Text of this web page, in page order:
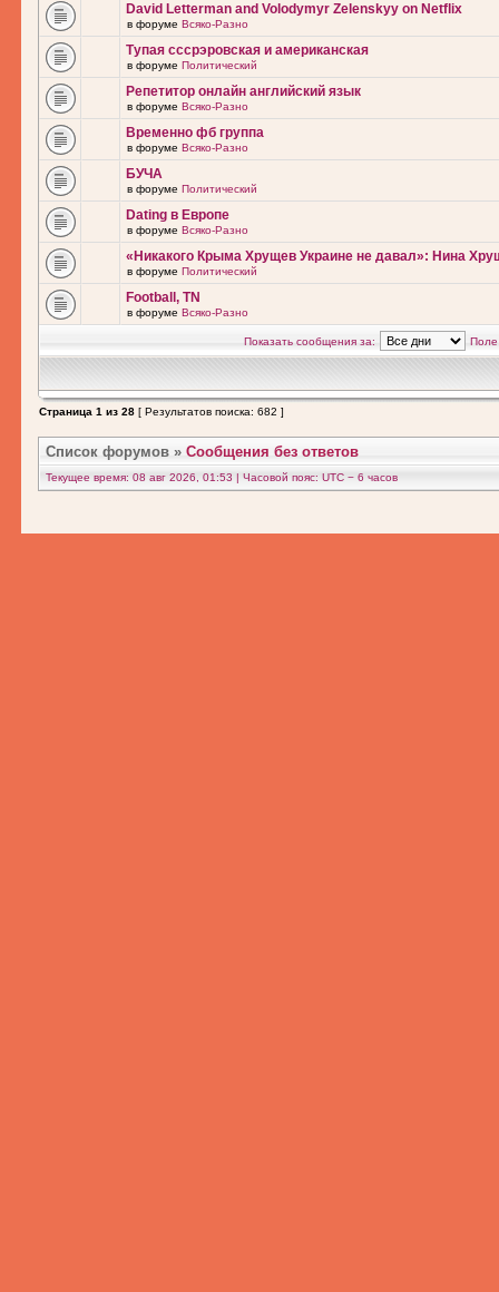
David Letterman and Volodymyr Zelenskyy on Netflix
в форуме Всяко-Разно
Тупая сссрэровская и американская
в форуме Политический
Репетитор онлайн английский язык
в форуме Всяко-Разно
Временно фб группа
в форуме Всяко-Разно
БУЧА
в форуме Политический
Dating в Европе
в форуме Всяко-Разно
«Никакого Крыма Хрущев Украине не давал»: Нина
в форуме Политический
Football, TN
в форуме Всяко-Разно
Показать сообщения за: Поле
Страница 1 из 28 [ Результатов поиска: 682 ]
Список форумов » Сообщения без ответов
Текущее время: 08 авг 2026, 01:53 | Часовой пояс: UTC − 6 часов